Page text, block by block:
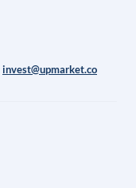
invest@upmarket.co